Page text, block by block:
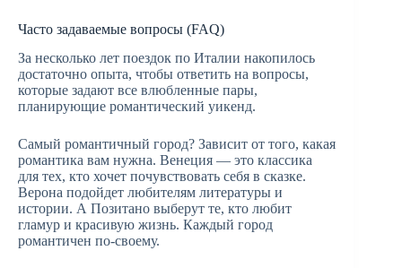
Часто задаваемые вопросы (FAQ)
За несколько лет поездок по Италии накопилось
достаточно опыта, чтобы ответить на вопросы,
которые задают все влюбленные пары,
планирующие романтический уикенд.
Самый романтичный город? Зависит от того, какая
романтика вам нужна. Венеция — это классика
для тех, кто хочет почувствовать себя в сказке.
Верона подойдет любителям литературы и
истории. А Позитано выберут те, кто любит
гламур и красивую жизнь. Каждый город
романтичен по-своему.